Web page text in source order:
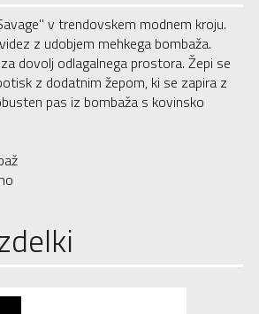
v trendovskem modnem kroju.
z udobjem mehkega bombaža.
dovolj odlagalnega prostora. Žepi se
z dodatnim žepom, ki se zapira z
pas iz bombaža s kovinsko